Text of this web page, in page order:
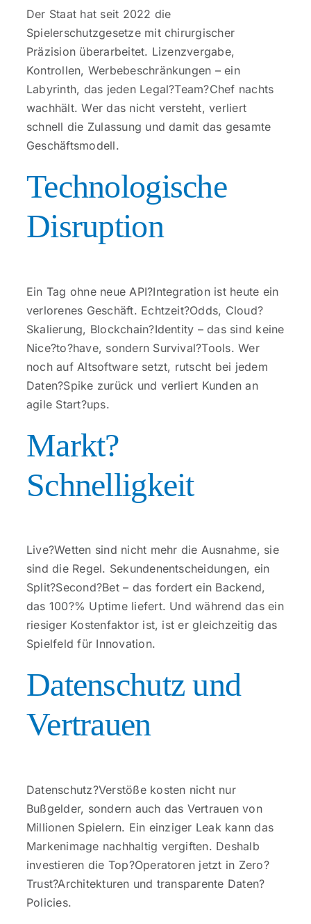
Kontakt
Der Staat hat seit 2022 die
Spielerschutzgesetze mit chirurgischer
Präzision überarbeitet. Lizenzvergabe,
Kontrollen, Werbebeschränkungen – ein
Labyrinth, das jeden Legal?Team?Chef nachts
wachhält. Wer das nicht versteht, verliert
schnell die Zulassung und damit das gesamte
Geschäftsmodell.
Technologische
Disruption
Ein Tag ohne neue API?Integration ist heute ein
verlorenes Geschäft. Echtzeit?Odds, Cloud?
Skalierung, Blockchain?Identity – das sind keine
Nice?to?have, sondern Survival?Tools. Wer
noch auf Altsoftware setzt, rutscht bei jedem
Daten?Spike zurück und verliert Kunden an
agile Start?ups.
Markt?
Schnelligkeit
Live?Wetten sind nicht mehr die Ausnahme, sie
sind die Regel. Sekundenentscheidungen, ein
Split?Second?Bet – das fordert ein Backend,
das 100?% Uptime liefert. Und während das ein
riesiger Kostenfaktor ist, ist er gleichzeitig das
Spielfeld für Innovation.
Datenschutz und
Vertrauen
Datenschutz?Verstöße kosten nicht nur
Bußgelder, sondern auch das Vertrauen von
Millionen Spielern. Ein einziger Leak kann das
Markenimage nachhaltig vergiften. Deshalb
investieren die Top?Operatoren jetzt in Zero?
Trust?Architekturen und transparente Daten?
Policies.